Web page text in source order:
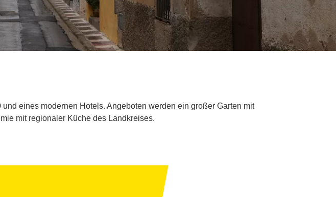
eines modernen Hotels. Angeboten werden ein großer Garten mit
mit regionaler Küche des Landkreises.